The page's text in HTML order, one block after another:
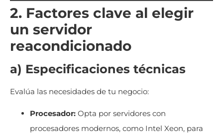
2. Factores clave al elegir
un servidor
reacondicionado
a) Especificaciones técnicas
Evalúa las necesidades de tu negocio:
Procesador: Opta por servidores con
procesadores modernos, como Intel Xeon, para